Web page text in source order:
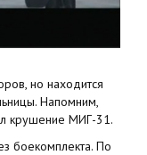
но находится
Напомним,
крушение МИГ-31.
боекомплекта. По